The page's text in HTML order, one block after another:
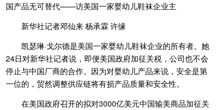
国产品无可替代——访美国一家婴幼儿鞋袜企业主
新华社记者邓仙来 杨承霖 许缘
凯瑟琳·戈尔德是美国一家婴幼儿鞋袜企业的所有者。她
24日对新华社记者说，即便美国政府加征关税，公司也不会
停止与中国厂商的合作。因为对婴幼儿产品来说，安全是第
一位的，贸然调整供应链将有损产品质量和安全性。
在美国政府召开的拟对3000亿美元中国输美商品加征关